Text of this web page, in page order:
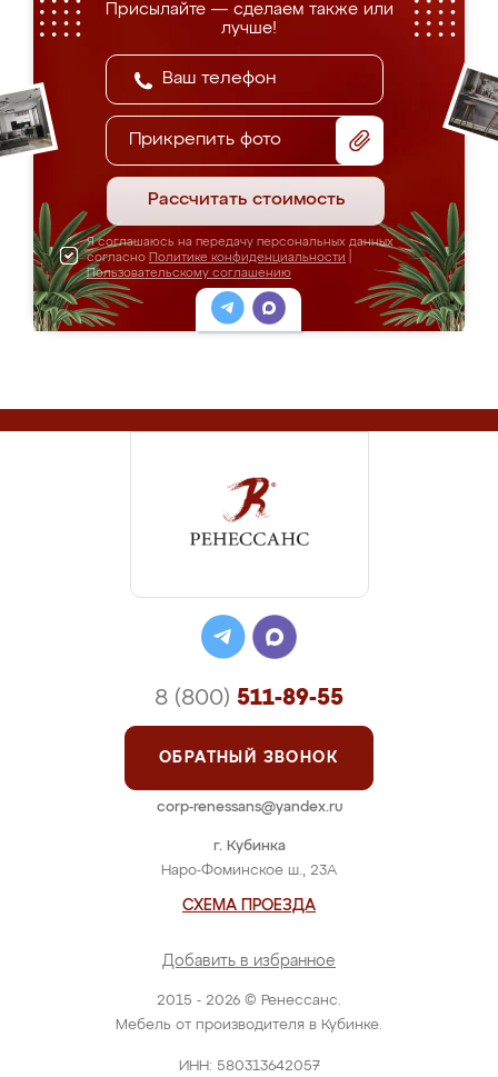
Присылайте — сделаем также или
лучше!
Прикрепить фото
Рассчитать стоимость
Я соглашаюсь на передачу персональных данных
согласно Политике конфиденциальности
Пользовательскому соглашению
2015 - 2026 © Ренессанс.
Мебель от производителя в Кубинке.
ИНН: 580313642057
г. Кубинка
Наро-Фоминское ш., 23А
СХЕМА ПРОЕЗДА
Добавить в избранное
8 (800) 511-89-55
ОБРАТНЫЙ ЗВОНОК
corp-renessans@yandex.ru